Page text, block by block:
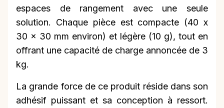
espaces de rangement avec une seule
solution. Chaque pièce est compacte (40 x
30 x 30 mm environ) et légère (10 g), tout en
offrant une capacité de charge annoncée de 3
kg.
La grande force de ce produit réside dans son
adhésif puissant et sa conception à ressort.